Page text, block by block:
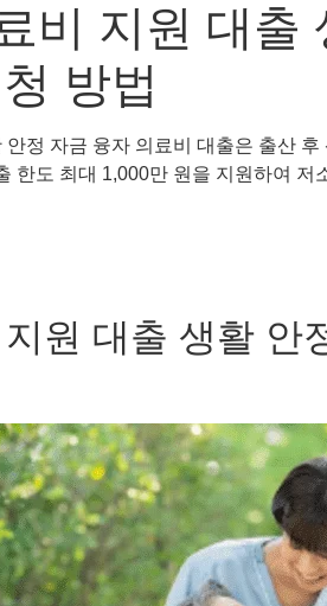
비 지원 대출
방법
정 자금 융자 의료비 대출은 출산
한도 최대 1,000만 원을 지원하여
원 대출 생활